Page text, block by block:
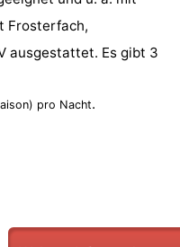
Frosterfach,
ausgestattet. Es gibt 3
pro Nacht.